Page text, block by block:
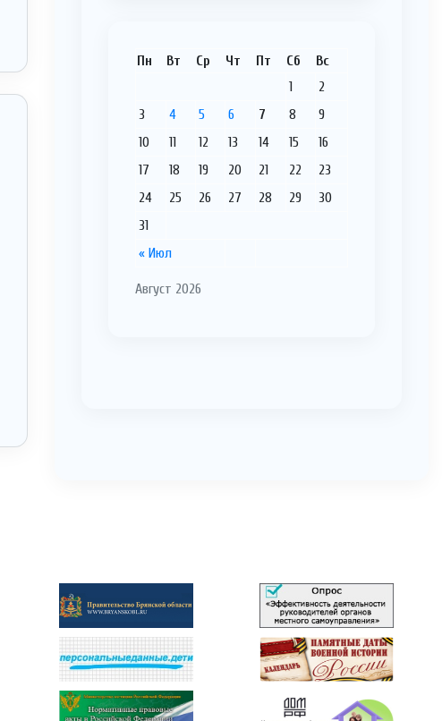
Август 2026
Пн Вт Ср Чт Пт Сб Вс
« Июл
1
2
3
4 5 6 7 8
9
10
11 12 13 14 15
16
17
18 19 20 21 22
23
24
25 26 27 28 29
30
31